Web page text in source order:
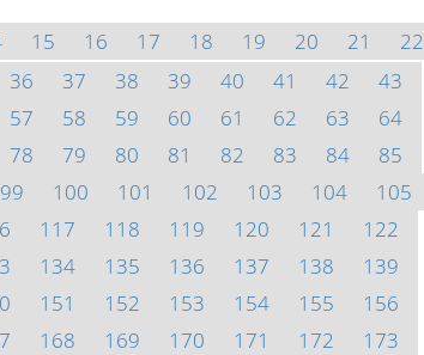
15 16 17 18 19 20 21
22
36 37 38 39 40 41 42
43
57 58 59 60 61 62 63
64
78 79 80 81 82 83 84
85
99 100 101 102 103 104
105
117 118 119 120 121
122
134 135 136 137 138
139
151 152 153 154 155
156
168 169 170 171 172
173